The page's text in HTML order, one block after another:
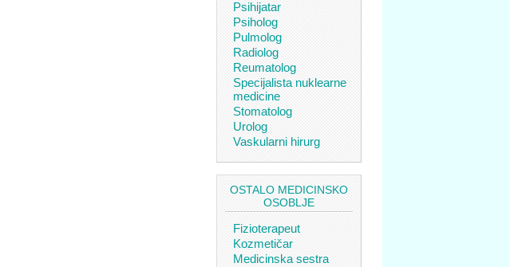
Psihijatar
Psiholog
Pulmolog
Radiolog
Reumatolog
Specijalista nuklearne
medicine
Stomatolog
Urolog
Vaskularni hirurg
OSTALO MEDICINSKO
OSOBLJE
Fizioterapeut
Kozmetičar
Medicinska sestra